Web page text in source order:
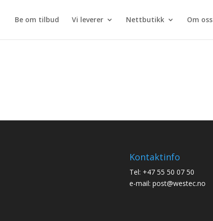
Be om tilbud Vi leverer Nettbutikk Om oss
Kontaktinfo
Tel: +47 55 50 07 50
e-mail: post@westec.no